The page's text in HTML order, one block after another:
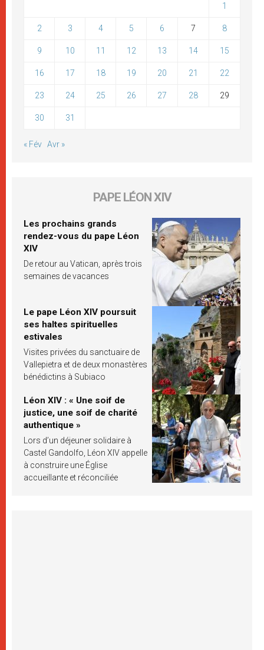
1
2 3 4 5 6 7 8
9 10 11 12 13 14 15
16 17 18 19 20 21 22
23 24 25 26 27 28 29
30 31
« Fév Avr »
PAPE LÉON XIV
Les prochains grands
rendez-vous du pape Léon
XIV
De retour au Vatican, après trois
semaines de vacances
Le pape Léon XIV poursuit
ses haltes spirituelles
estivales
Visites privées du sanctuaire de
Vallepietra et de deux monastères
bénédictins à Subiaco
Léon XIV : « Une soif de
justice, une soif de charité
authentique »
Lors d’un déjeuner solidaire à
Castel Gandolfo, Léon XIV appelle
à construire une Église
accueillante et réconciliée